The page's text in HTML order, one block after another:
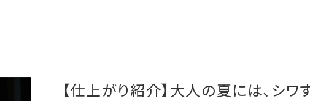
【仕上がり紹介】大人の夏には、シワ